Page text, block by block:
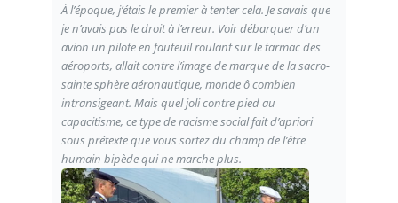
À l’époque, j’étais le premier à tenter cela. Je savais que
je n’avais pas le droit à l’erreur. Voir débarquer d’un
avion un pilote en fauteuil roulant sur le tarmac des
aéroports, allait contre l’image de marque de la sacro-
sainte sphère aéronautique, monde ô combien
intransigeant. Mais quel joli contre pied au
capacitisme, ce type de racisme social fait d’apriori
sous prétexte que vous sortez du champ de l’être
humain bipède qui ne marche plus.